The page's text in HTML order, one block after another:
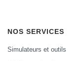
NOS SERVICES
Simulateurs et outils